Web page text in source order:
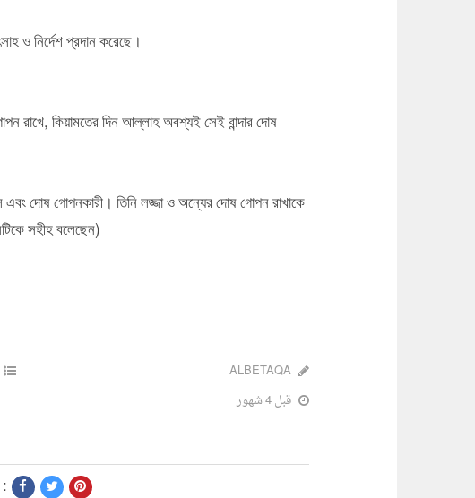
ও নির্দেশ প্রদান করেছে।
রাখে, কিয়ামতের দিন আল্লাহ অবশ্যই সেই বান্দার দোষ
দোষ গোপনকারী। তিনি লজ্জা ও অন্যের দোষ গোপন রাখাকে
সহীহ বলেছেন)
ALBETAQA
قبل 4 شهور
شارك :